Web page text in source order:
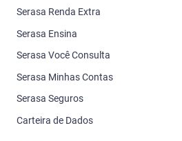
Serasa Renda Extra
Serasa Ensina
Serasa Você Consulta
Serasa Minhas Contas
Serasa Seguros
Carteira de Dados